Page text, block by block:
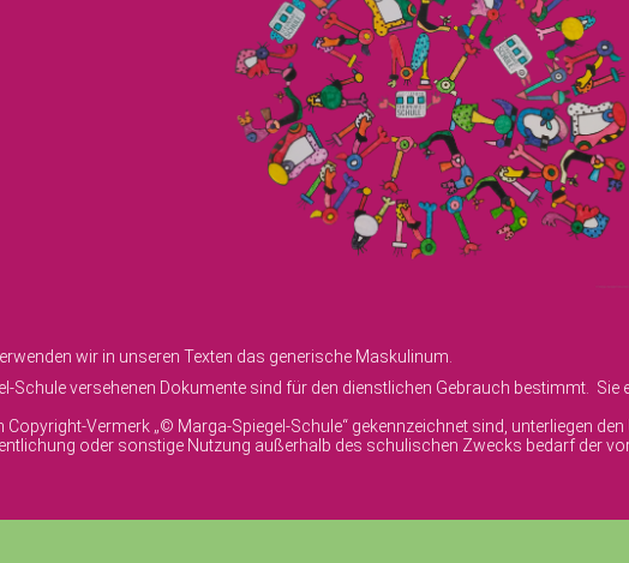
wir in unseren Texten das generische Maskulinum.
Schule versehenen Dokumente sind für den dienstlichen Gebrauch bestimmt. Sie
Vermerk „© Marga-Spiegel-Schule“ gekennzeichnet sind, unterliegen
oder sonstige Nutzung außerhalb des schulischen Zwecks bedarf der